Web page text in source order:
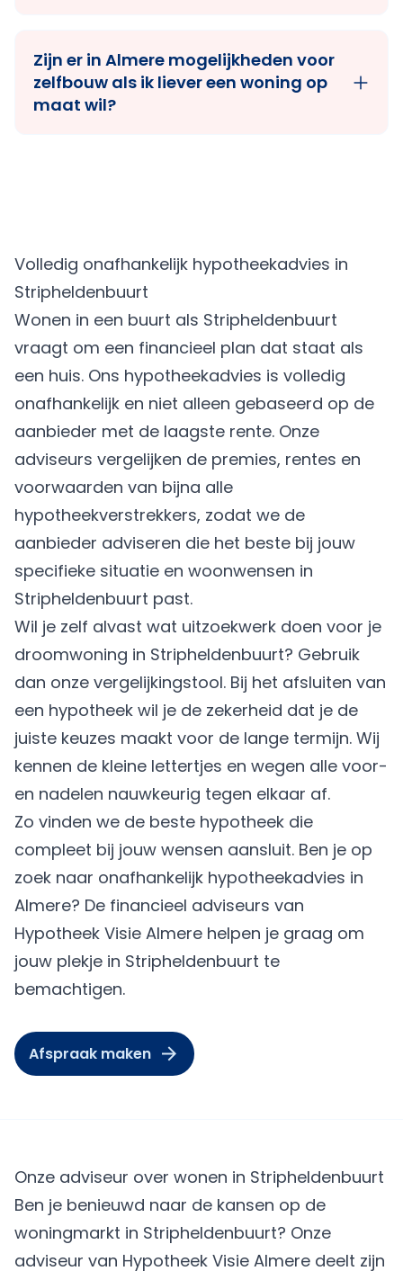
Zijn er in Almere mogelijkheden voor
zelfbouw als ik liever een woning op
maat wil?
Volledig onafhankelijk hypotheekadvies in
Stripheldenbuurt
Wonen in een buurt als Stripheldenbuurt
vraagt om een financieel plan dat staat als
een huis. Ons hypotheekadvies is volledig
onafhankelijk en niet alleen gebaseerd op de
aanbieder met de laagste rente. Onze
adviseurs vergelijken de premies, rentes en
voorwaarden van bijna alle
hypotheekverstrekkers, zodat we de
aanbieder adviseren die het beste bij jouw
specifieke situatie en woonwensen in
Stripheldenbuurt past.
Wil je zelf alvast wat uitzoekwerk doen voor je
droomwoning in Stripheldenbuurt? Gebruik
dan onze vergelijkingstool. Bij het afsluiten van
een hypotheek wil je de zekerheid dat je de
juiste keuzes maakt voor de lange termijn. Wij
kennen de kleine lettertjes en wegen alle voor-
en nadelen nauwkeurig tegen elkaar af.
Zo vinden we de beste hypotheek die
compleet bij jouw wensen aansluit. Ben je op
zoek naar onafhankelijk hypotheekadvies in
Almere? De financieel adviseurs van
Hypotheek Visie Almere helpen je graag om
jouw plekje in Stripheldenbuurt te
bemachtigen.
Afspraak maken
Onze adviseur over wonen in Stripheldenbuurt
Ben je benieuwd naar de kansen op de
woningmarkt in Stripheldenbuurt? Onze
adviseur van Hypotheek Visie Almere deelt zijn